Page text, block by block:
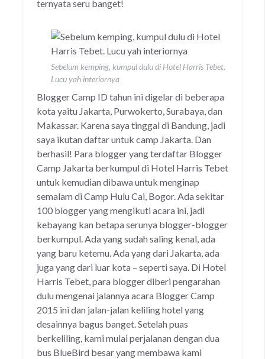
ternyata seru banget!
Sebelum kemping, kumpul dulu di Hotel Harris Tebet.
Lucu yah interiornya
Blogger Camp ID tahun ini digelar di beberapa
kota yaitu Jakarta, Purwokerto, Surabaya, dan
Makassar. Karena saya tinggal di Bandung, jadi
saya ikutan daftar untuk camp Jakarta. Dan
berhasil! Para blogger yang terdaftar Blogger
Camp Jakarta berkumpul di Hotel Harris Tebet
untuk kemudian dibawa untuk menginap
semalam di Camp Hulu Cai, Bogor. Ada sekitar
100 blogger yang mengikuti acara ini, jadi
kebayang kan betapa serunya blogger-blogger
berkumpul. Ada yang sudah saling kenal, ada
yang baru ketemu. Ada yang dari Jakarta, ada
juga yang dari luar kota – seperti saya. Di Hotel
Harris Tebet, para blogger diberi pengarahan
dulu mengenai jalannya acara Blogger Camp
2015 ini dan jalan-jalan keliling hotel yang
desainnya bagus banget. Setelah puas
berkeliling, kami mulai perjalanan dengan dua
bus BlueBird besar yang membawa kami